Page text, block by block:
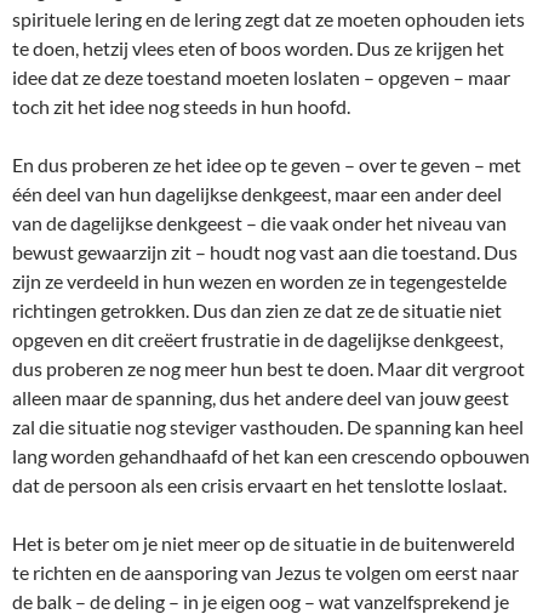
spirituele lering en de lering zegt dat ze moeten ophouden iets
te doen, hetzij vlees eten of boos worden. Dus ze krijgen het
idee dat ze deze toestand moeten loslaten – opgeven – maar
toch zit het idee nog steeds in hun hoofd.
En dus proberen ze het idee op te geven – over te geven – met
één deel van hun dagelijkse denkgeest, maar een ander deel
van de dagelijkse denkgeest – die vaak onder het niveau van
bewust gewaarzijn zit – houdt nog vast aan die toestand. Dus
zijn ze verdeeld in hun wezen en worden ze in tegengestelde
richtingen getrokken. Dus dan zien ze dat ze de situatie niet
opgeven en dit creëert frustratie in de dagelijkse denkgeest,
dus proberen ze nog meer hun best te doen. Maar dit vergroot
alleen maar de spanning, dus het andere deel van jouw geest
zal die situatie nog steviger vasthouden. De spanning kan heel
lang worden gehandhaafd of het kan een crescendo opbouwen
dat de persoon als een crisis ervaart en het tenslotte loslaat.
Het is beter om je niet meer op de situatie in de buitenwereld
te richten en de aansporing van Jezus te volgen om eerst naar
de balk – de deling – in je eigen oog – wat vanzelfsprekend je